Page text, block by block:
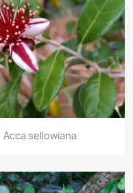
Aperçu rapide
Acca sellowiana